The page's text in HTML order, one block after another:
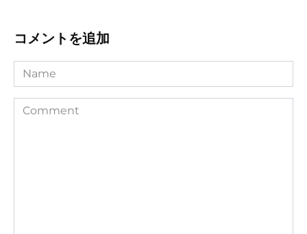
コメントを追加
Name
Comment